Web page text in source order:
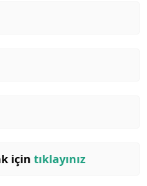
için tıklayınız